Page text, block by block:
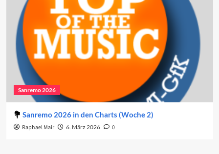
Sanremo 2026
Sanremo 2026 in den Charts (Woche 2)
Raphael Mair 6. März 2026 0